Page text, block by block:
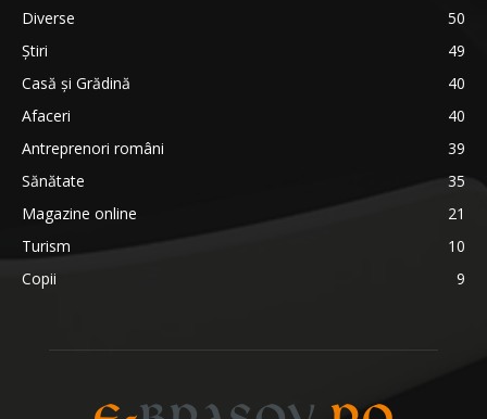
Diverse
50
Știri
49
Casă și Grădină
40
Afaceri
40
Antreprenori români
39
Sănătate
35
Magazine online
21
Turism
10
Copii
9